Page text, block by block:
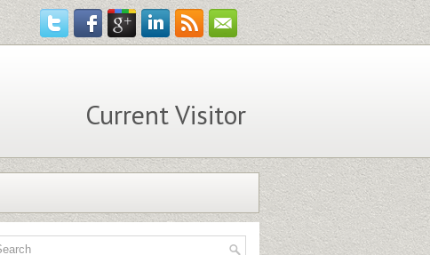
Current Visitor